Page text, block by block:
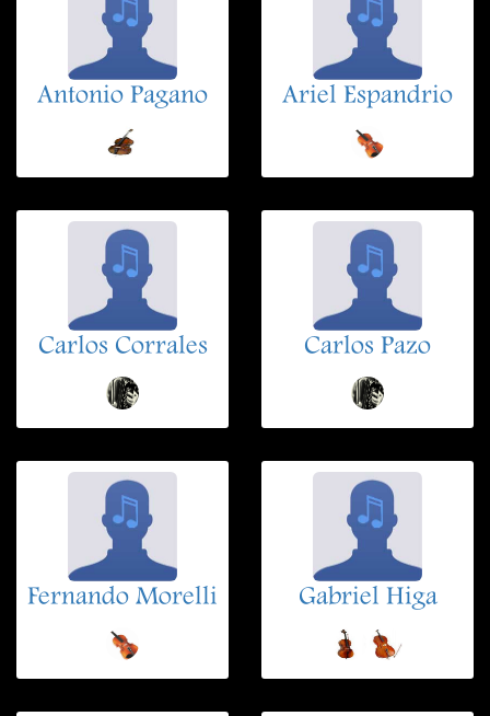
Antonio Pagano Ariel Espandrio
Carlos Corrales Carlos Pazo
Fernando Morelli Gabriel Higa